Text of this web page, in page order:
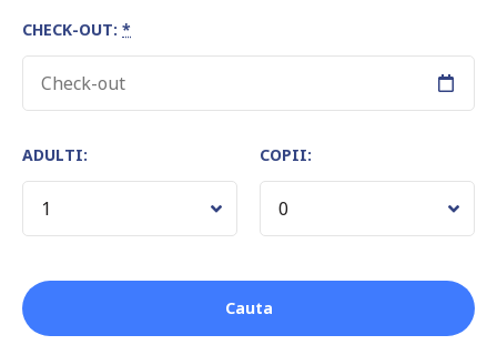
CHECK-OUT: *
ADULTI: COPII: